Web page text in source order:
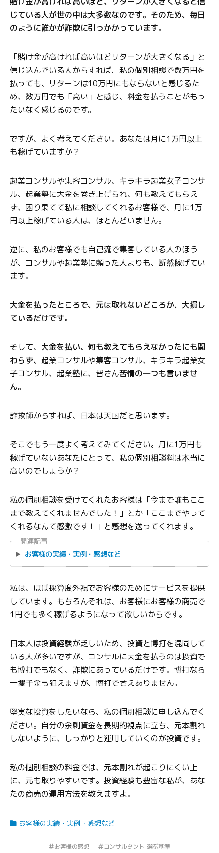
じている人が世の中は大多数なのです。そのため、毎日
のように誰かが詐欺に引っかかっています。
「賭け金が高ければ高いほどリターンが大きくなる」と
信じ込んでいる人からすれば、私の個別相談で数万円を
払っても、リターンは10万円にもならないと感じるた
め、数万円でも「高い」と感じ、料金を払うことがもっ
たいなく感じるのです。
ですが、よく考えてください。あなたは月に1万円以上
も稼げていますか？
起業コンサルや集客コンサル、キラキラ起業女子コンサ
ル、起業塾に大金を巻き上げられ、何も教えてもらえ
ず、困り果てて私に相談してくれるお客様で、月に1万
円以上稼げている人は、ほとんどいません。
逆に、私のお客様でも自己流で集客している人のほう
が、コンサルや起業塾に頼った人よりも、断然稼げてい
ます。
大金を払ったところで、元は取れないどころか、大損し
ているだけです。
そして、 大金を払い、何も教えてもらえなかったにも関
わらず、 起業コンサルや集客コンサル、キラキラ起業女
子コンサル、起業塾に、皆さん苦情の一つも言いませ
ん。
詐欺師からすれば、日本は天国だと思います。
そこでもう一度よく考えてみてください。月に1万円も
稼げていないあなたにとって、私の個別相談料は本当に
高いのでしょうか？
私の個別相談を受けてくれたお客様は「今まで誰もここ
まで教えてくれませんでした！」とか「ここまでやって
くれるなんて感激です！」と感想を送ってくれます。
関連記事
お客様の実績・実例・感想など
私は、ほぼ採算度外視でお客様のためにサービスを提供
しています。もちろんそれは、お客様にお客様の商売で
1円でも多く稼げるようになって欲しいからです。
日本人は投資経験が乏しいため、投資と博打を混同して
いる人が多いですが、コンサルに大金を払うのは投資で
も博打でもなく、詐欺にあっているだけです。博打なら
一攫千金も狙えますが、博打でさえありません。
堅実な投資をしたいなら、私の個別相談に申し込んでく
ださい。自分の余剰資金を長期的視点に立ち、元本割れ
しないように、しっかりと運用していくのが投資です。
私の個別相談の料金では、元本割れが起こりにくい上
に、元も取りやすいです。投資経験も豊富な私が、あな
たの商売の運用方法を教えますよ。
お客様の実績・実例・感想など
お客様の感想 コンサルタント 選ぶ基準